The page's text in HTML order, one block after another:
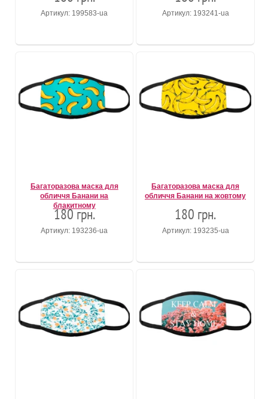
Артикул: 199583-ua Артикул: 193241-ua
Багаторазова маска для
обличчя Банани на
блакитному
180 грн.
Артикул: 193236-ua
Багаторазова маска для
обличчя Банани на жовтому
180 грн.
Артикул: 193235-ua